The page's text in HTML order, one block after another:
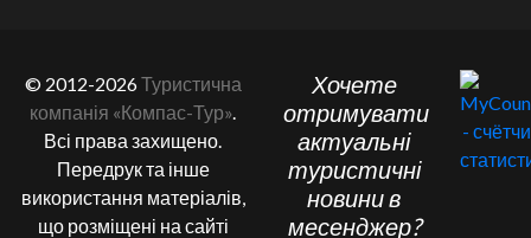
© 2012-2026Туристична
компанія «Компас-Тур».
Всі права захищено.
Передрук та інше
використання матеріалів,
що розміщені на сайті
Хочете
отримувати
актуальні
туристичні
новини в
месенджер?